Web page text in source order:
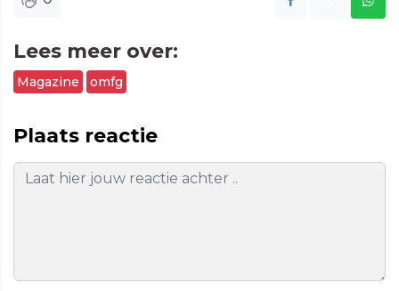
Lees meer over:
Magazine omfg
Plaats reactie